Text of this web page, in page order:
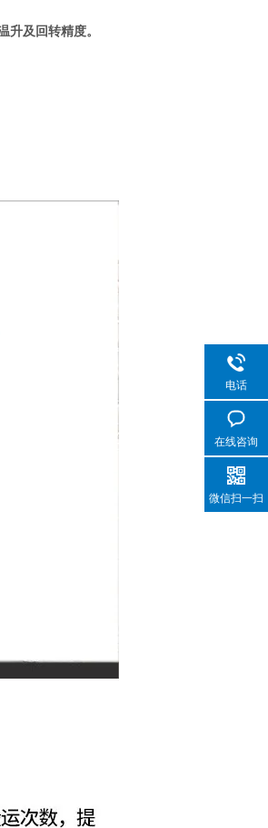
及回转精度。
电话
在线咨询
微信扫一扫